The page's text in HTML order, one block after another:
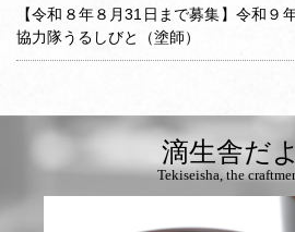
【令和８年８月31日まで募集】令和９
協力隊うるしびと（塗師）
滴生舎だ
Tekiseisha, the